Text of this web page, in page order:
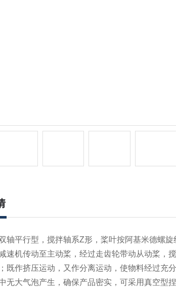
轴平行型，搅拌轴系Z形，桨叶按阿基米德螺
速机传动至主动桨，经过走齿轮带动从动桨，
既作挤压运动，又作分离运动，使物料经过充
无大气泡产生，确保产品密实，可采用真空型